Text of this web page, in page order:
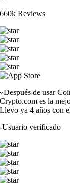
660k Reviews
«Después de usar
Crypto.com es la
Llevo ya 4 años con
-Usuario verificado